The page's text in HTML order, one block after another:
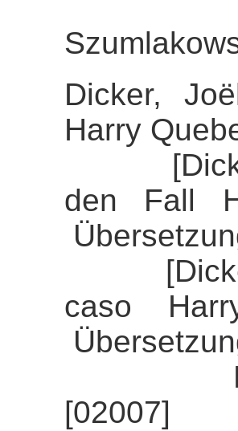
Dicker,
Harry
[Dicker,
den Fall
[Dicker,
caso
[02007]